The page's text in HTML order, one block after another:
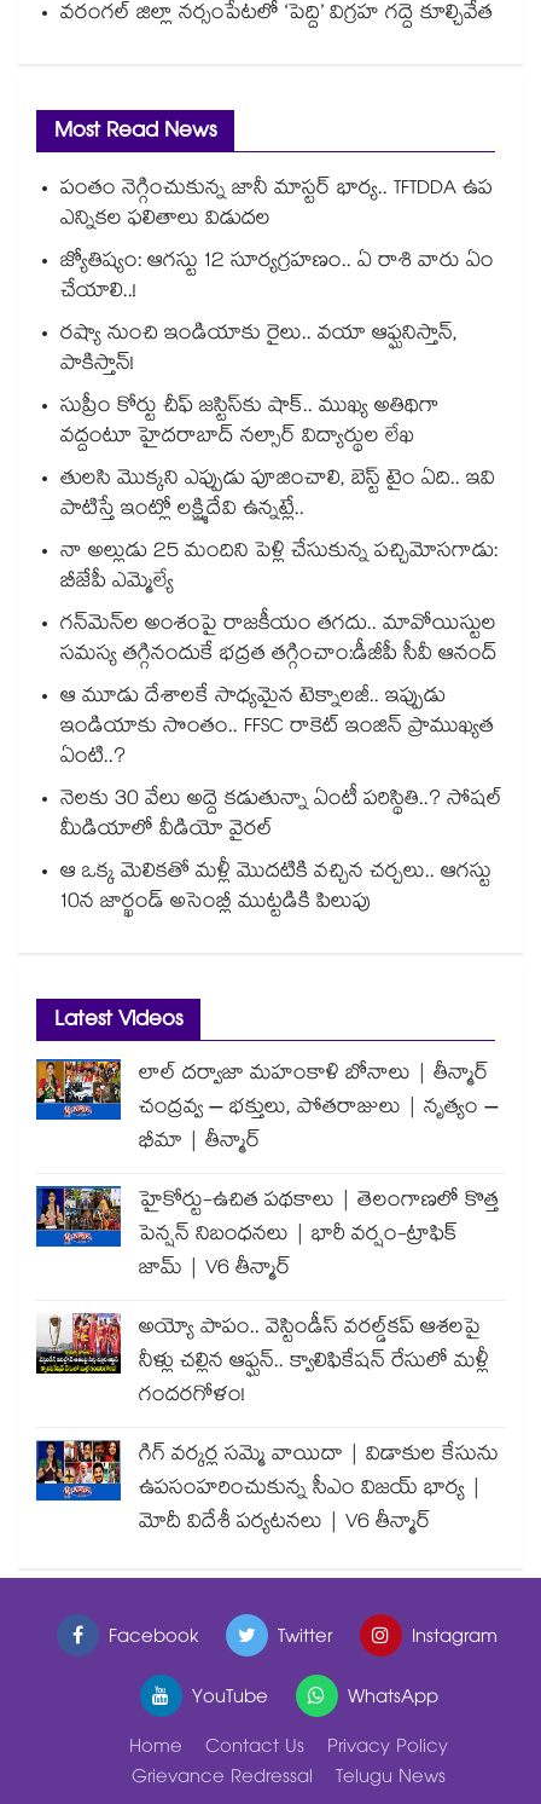
వరంగల్ జిల్లా నర్సంపేటలో ‘పెద్ది’ విగ్రహ గద్దె కూల్చివేత
Most Read News
పంతం నెగ్గించుకున్న జానీ మాస్టర్ భార్య.. TFTDDA ఉప
ఎన్నికల ఫలితాలు విడుదల
జ్యోతిష్యం: ఆగస్టు 12 సూర్యగ్రహణం.. ఏ రాశి వారు ఏం
చేయాలి..!
రష్యా నుంచి ఇండియాకు రైలు.. వయా ఆఫ్ఘనిస్తాన్,
పాకిస్తాన్!
సుప్రీం కోర్టు చీఫ్ జస్టిస్⁭కు షాక్.. ముఖ్య అతిథిగా
వద్దంటూ హైదరాబాద్ నల్సార్ విద్యార్థుల లేఖ
తులసి మొక్కని ఎప్పుడు పూజించాలి, బెస్ట్ టైం ఏది.. ఇవి
పాటిస్తే ఇంట్లో లక్ష్మిదేవి ఉన్నట్లే..
నా అల్లుడు 25 మందిని పెళ్లి చేసుకున్న పచ్చిమోసగాడు:
బీజేపీ ఎమ్మెల్యే
గన్⁭మెన్⁭ల అంశంపై రాజకీయం తగదు.. మావోయిస్టుల
సమస్య తగ్గినందుకే భద్రత తగ్గించాం:డీజీపీ సీవీ ఆనంద్
ఆ మూడు దేశాలకే సాధ్యమైన టెక్నాలజీ.. ఇప్పుడు
ఇండియాకు సొంతం.. FFSC రాకెట్ ఇంజిన్ ప్రాముఖ్యత
ఏంటి..?
నెలకు 30 వేలు అద్దె కడుతున్నా ఏంటీ పరిస్థితి..? సోషల్
మీడియాలో వీడియో వైరల్
ఆ ఒక్క మెలికతో మళ్లీ మొదటికి వచ్చిన చర్చలు.. ఆగస్టు
10న జార్ఖండ్ అసెంబ్లీ ముట్టడికి పిలుపు
Latest Videos
లాల్ దర్వాజా మహంకాళి బోనాలు | తీన్మార్
చంద్రవ్వ – భక్తులు, పోతరాజులు | నృత్యం –
భీమా | తీన్మార్
హైకోర్టు-ఉచిత పథకాలు | తెలంగాణలో కొత్త
పెన్షన్ నిబంధనలు | భారీ వర్షం-ట్రాఫిక్
జామ్ | V6 తీన్మార్
అయ్యో పాపం.. వెస్టిండీస్ వరల్డ్‌కప్ ఆశలపై
నీళ్లు చల్లిన ఆఫ్ఘన్.. క్వాలిఫికేషన్ రేసులో మళ్లీ
గందరగోళం!
గిగ్ వర్కర్ల సమ్మె వాయిదా | విడాకుల కేసును
ఉపసంహరించుకున్న సీఎం విజయ్ భార్య |
మోదీ విదేశీ పర్యటనలు | V6 తీన్మార్
Facebook Twitter
Instagram
YouTube
WhatsApp
Home
Contact Us
Privacy Policy
Grievance Redressal
Telugu News